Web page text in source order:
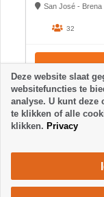
San José - Brena
32
Deze website slaat
websitefuncties te
analyse. U kunt
te klikken of alle
klikken. Privacy